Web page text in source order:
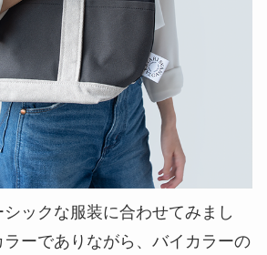
ックな服装に合わせてみまし
ーでありながら、バイカラーの